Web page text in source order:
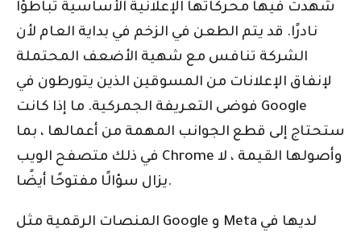
شهدت فيها محركاتها الإعلانية الأساسية تباطؤًا
نادرًا. قد يتم الطعن في الزخم في بداية العام لأن
الشركة تنافس مع شهية الأضعف المحتملة
لإنفاق الإعلانات من المسوقين الذين يتورطون في
فوضى التعريفة الجمركية. ما إذا كانت Google
ستحتاج إلى قطع الجوانب المهمة من أعمالها ، بما
في ذلك متصفح الويب Chrome وأصولها القيمة ، لا
يزال سؤالًا مفتوحًا أيضًا.
المنصات الرقمية مثل Google و Meta لديها في